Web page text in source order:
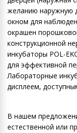
желанию наружную
окном для
окрашен
конструкционной
инкубаторы POL-
для эффективной
Лабораторные
дисплеем,
В нашем
естественной или